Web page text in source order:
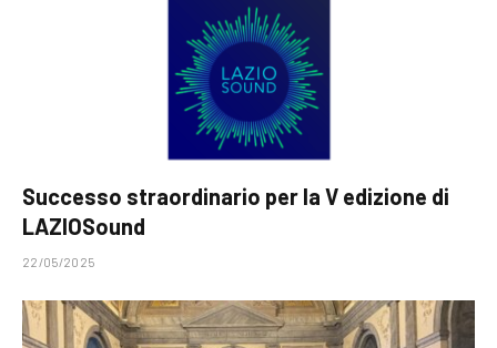
Successo straordinario per la V edizione di
LAZIOSound
22/05/2025